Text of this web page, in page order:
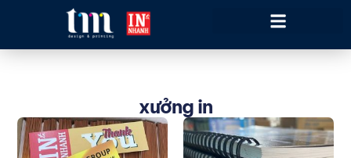
xưởng in